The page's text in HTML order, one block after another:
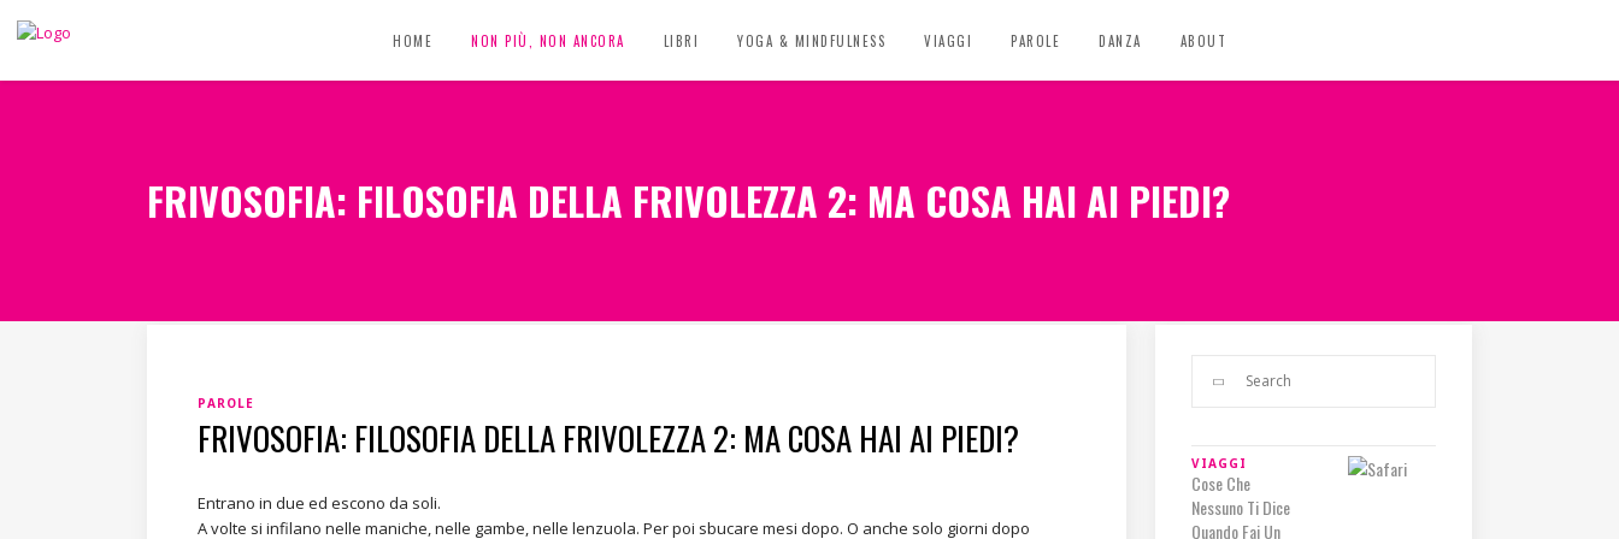
HOME NON PIÙ, NON ANCORA LIBRI YOGA & MINDFULNESS VIAGGI PAROLE DANZA ABOUT
FRIVOSOFIA: FILOSOFIA DELLA FRIVOLEZZA 2: MA COSA HAI AI PIEDI?
PAROLE
FRIVOSOFIA: FILOSOFIA DELLA FRIVOLEZZA 2: MA COSA HAI AI PIEDI?
Entrano in due ed escono da soli.
A volte si infilano nelle maniche, nelle gambe, nelle lenzuola. Per poi sbucare mesi dopo. O anche solo giorni dopo
VIAGGI
Cose Che
Nessuno Ti Dice
Quando Fai Un